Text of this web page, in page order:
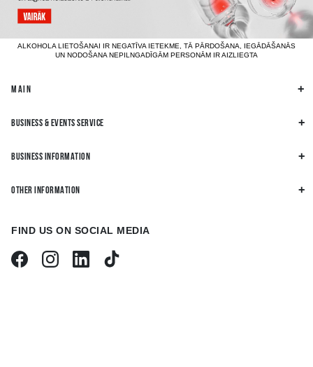
ALKOHOLA LIETOŠANAI IR NEGATĪVA IETEKME, TĀ PĀRDOŠANA, IEGĀDĀŠANĀS
UN NODOŠANA NEPILNGADĪGĀM PERSONĀM IR AIZLIEGTA
MAIN
BUSINESS & EVENTS SERVICE
BUSINESS INFORMATION
OTHER INFORMATION
FIND US ON SOCIAL MEDIA